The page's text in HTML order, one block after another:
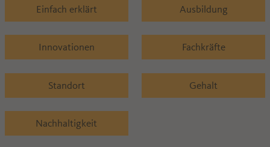
Einfach erklärt Ausbildung
Innovationen Fachkräfte
Standort Gehalt
Nachhaltigkeit